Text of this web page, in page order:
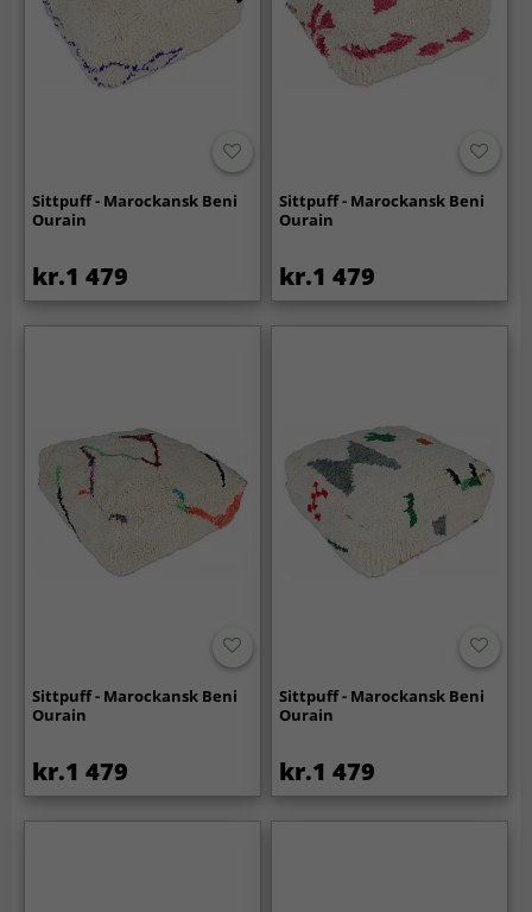
Sittpuff - Marockansk Beni
Ourain
kr.1 479
Sittpuff - Marockansk Beni
Ourain
kr.1 479
Sittpuff - Marockansk Beni
Ourain
kr.1 479
Sittpuff - Marockansk Beni
Ourain
kr.1 479